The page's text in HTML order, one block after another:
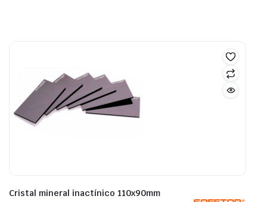
Cristal mineral inactínico 110x90mm